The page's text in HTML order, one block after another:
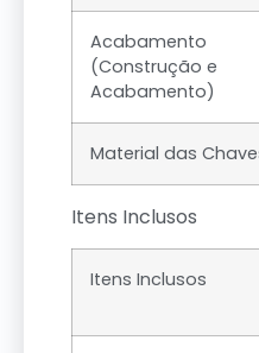
Acabamento
(Construção e
Acabamento)
Material das
Itens Inclusos
Itens Inclusos